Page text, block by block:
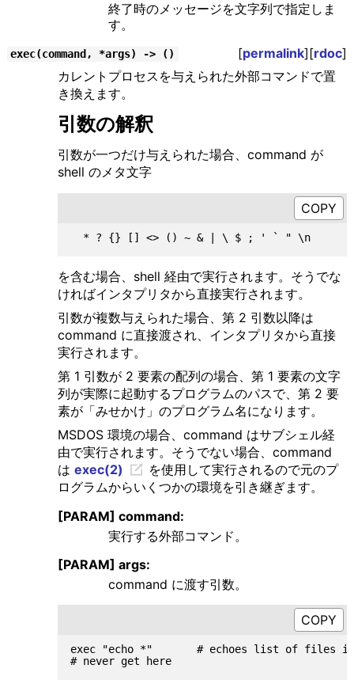
終了時のメッセージを文字列で指定しま
す。
exec(command, *args) -> () [permalink][rdoc]
カレントプロセスを与えられた外部コマンドで置
き換えます。
引数の解釈
引数が一つだけ与えられた場合、command が
shell のメタ文字
  * ? {} [] <> () ~ & | \ $ ; ' ` " \n
を含む場合、shell 経由で実行されます。そうでな
ければインタプリタから直接実行されます。
引数が複数与えられた場合、第 2 引数以降は
command に直接渡され、インタプリタから直接
実行されます。
第 1 引数が 2 要素の配列の場合、第 1 要素の文字
列が実際に起動するプログラムのパスで、第 2 要
素が「みせかけ」のプログラム名になります。
MSDOS 環境の場合、command はサブシェル経
由で実行されます。そうでない場合、command
は exec(2)
を使用して実行されるので元のプ
ログラムからいくつかの環境を引き継ぎます。
[PARAM] command:
実行する外部コマンド。
[PARAM] args:
command に渡す引数。
exec "echo *"       # echoes list of files
# never get here